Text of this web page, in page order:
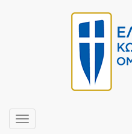
Toggle